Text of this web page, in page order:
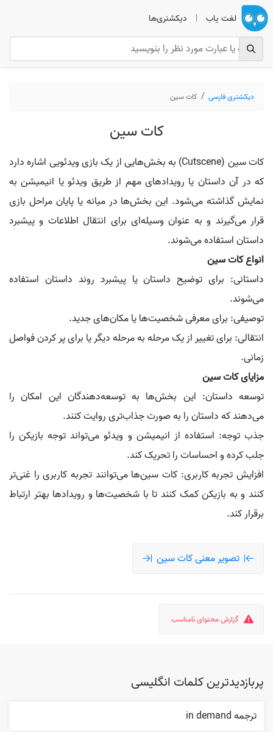
لغت یاب | دیکشنری‌ها
دیکشنری فارسی کات سین
کات سین
کات سین (Cutscene) به بخش‌هایی از یک بازی ویدئویی اشاره دارد
که در آن داستان یا رویدادهای مهم از طریق ویدئو یا انیمیشن به
نمایش گذاشته می‌شود. این بخش‌ها در میانه یا پایان مراحل بازی
قرار می‌گیرند و به عنوان وسیله‌ای برای انتقال اطلاعات و پیشبرد
داستان استفاده می‌شوند.
انواع کات سین
داستانی: برای توضیح داستان یا پیشبرد روند داستان استفاده
می‌شوند.
توصیفی: برای معرفی شخصیت‌ها یا مکان‌های جدید.
انتقالی: برای تغییر از یک مرحله به مرحله دیگر یا برای پر کردن فواصل
زمانی.
مزایای کات سین
توسعه داستان: این بخش‌ها به توسعه‌دهندگان این امکان را
می‌دهند که داستان را به صورت جذاب‌تری روایت کنند.
جذب توجه: استفاده از انیمیشن و ویدئو می‌تواند توجه بازیکن را
جلب کرده و احساسات را تحریک کند.
افزایش تجربه کاربری: کات سین‌ها می‌توانند تجربه کاربری را غنی‌تر
کنند و به بازیکن کمک کنند تا با شخصیت‌ها و رویدادها بهتر ارتباط
برقرار کند.
تصویر معنی کات سین
گزارش محتوای نامناسب
پربازدیدترین کلمات انگلیسی
ترجمه in demand